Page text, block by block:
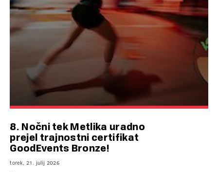
8. Nočni tek Metlika uradno
prejel trajnostni certifikat
GoodEvents Bronze!
torek, 21. julij 2026